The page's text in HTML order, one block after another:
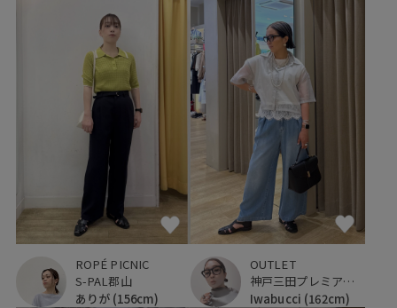
ROPÉ PICNIC
S-PAL郡山
ありが (156cm)
OUTLET
神戸三田プレミアム・アウトレット
Iwabucci (162cm)